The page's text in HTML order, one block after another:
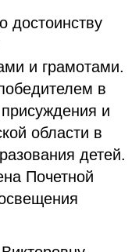
достоинству
и грамотами.
в
и
области в
детей.
Почетной